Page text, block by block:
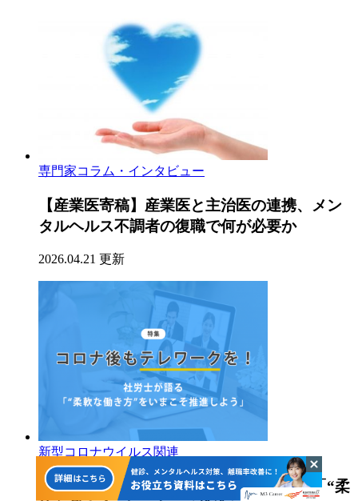
専門家コラム・インタビュー
【産業医寄稿】産業医と主治医の連携、メン
タルヘルス不調者の復職で何が必要か
2026.04.21 更新
新型コロナウイルス関連
コロナ後もテレワークを！社労士が語る「“柔